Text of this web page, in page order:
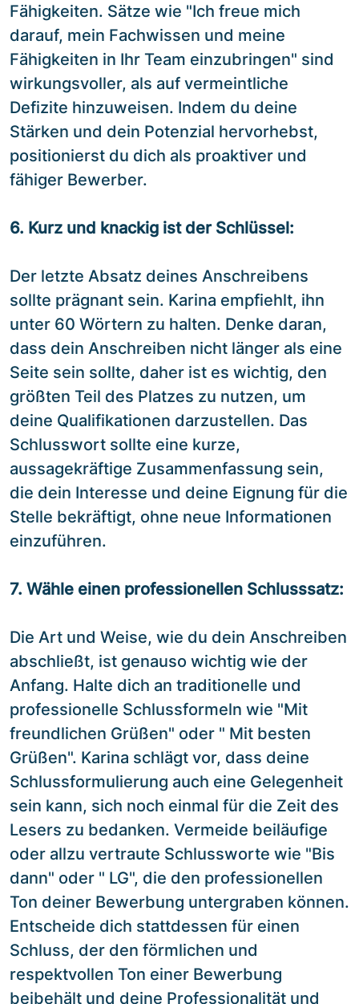
Fähigkeiten. Sätze wie "Ich freue mich
darauf, mein Fachwissen und meine
Fähigkeiten in Ihr Team einzubringen" sind
wirkungsvoller, als auf vermeintliche
Defizite hinzuweisen. Indem du deine
Stärken und dein Potenzial hervorhebst,
positionierst du dich als proaktiver und
fähiger Bewerber.
6. Kurz und knackig ist der Schlüssel:
Der letzte Absatz deines Anschreibens
sollte prägnant sein. Karina empfiehlt, ihn
unter 60 Wörtern zu halten. Denke daran,
dass dein Anschreiben nicht länger als eine
Seite sein sollte, daher ist es wichtig, den
größten Teil des Platzes zu nutzen, um
deine Qualifikationen darzustellen. Das
Schlusswort sollte eine kurze,
aussagekräftige Zusammenfassung sein,
die dein Interesse und deine Eignung für die
Stelle bekräftigt, ohne neue Informationen
einzuführen.
7. Wähle einen professionellen Schlusssatz:
Die Art und Weise, wie du dein Anschreiben
abschließt, ist genauso wichtig wie der
Anfang. Halte dich an traditionelle und
professionelle Schlussformeln wie "Mit
freundlichen Grüßen" oder " Mit besten
Grüßen". Karina schlägt vor, dass deine
Schlussformulierung auch eine Gelegenheit
sein kann, sich noch einmal für die Zeit des
Lesers zu bedanken. Vermeide beiläufige
oder allzu vertraute Schlussworte wie "Bis
dann" oder " LG", die den professionellen
Ton deiner Bewerbung untergraben können.
Entscheide dich stattdessen für einen
Schluss, der den förmlichen und
respektvollen Ton einer Bewerbung
beibehält und deine Professionalität und